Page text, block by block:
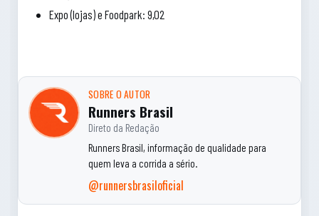
Expo (lojas) e Foodpark: 9,02
SOBRE O AUTOR
Runners Brasil
Direto da Redação
Runners Brasil, informação de qualidade para
quem leva a corrida a sério.
@runnersbrasiloficial